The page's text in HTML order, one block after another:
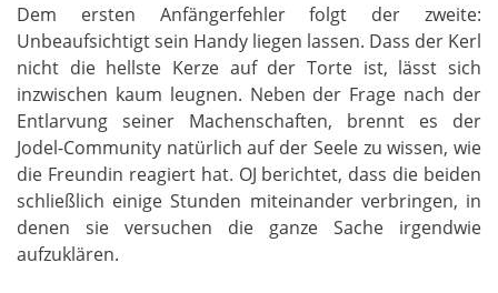
Dem ersten Anfängerfehler folgt der zweite:
Unbeaufsichtigt sein Handy liegen lassen. Dass der Kerl
nicht die hellste Kerze auf der Torte ist, lässt sich
inzwischen kaum leugnen. Neben der Frage nach der
Entlarvung seiner Machenschaften, brennt es der
Jodel-Community natürlich auf der Seele zu wissen, wie
die Freundin reagiert hat. OJ berichtet, dass die beiden
schließlich einige Stunden miteinander verbringen, in
denen sie versuchen die ganze Sache irgendwie
aufzuklären.